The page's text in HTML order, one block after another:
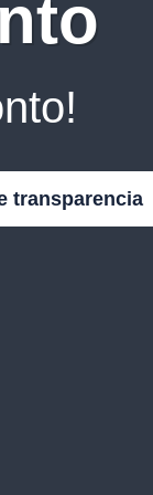
transparencia